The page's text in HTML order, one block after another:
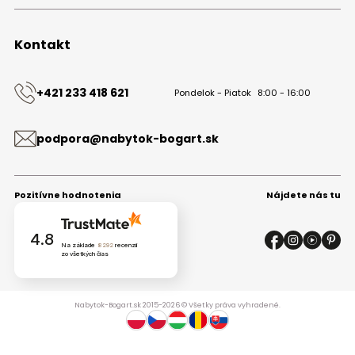
Obchodné podmienky
Kontakt
Kontakt
+421 233 418 621 Pondelok - Piatok 8:00 - 16:00
podpora@nabytok-bogart.sk
Pozitívne hodnotenia
4.8 Na základe 8292recenzií
zo všetkých čias
Nájdete nás tu
Nabytok-Bogart.sk 2015-2026 © Všetky práva vyhradené.